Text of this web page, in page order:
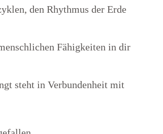
den Rhythmus der Erde
Fähigkeiten in dir
steht in Verbundenheit mit